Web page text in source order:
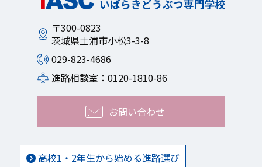
〒300-0823
茨城県土浦市小松3-3-8
029-823-4686
進路相談室：0120-1810-86
お問い合わせ
高校1・2年生から始める進路選び